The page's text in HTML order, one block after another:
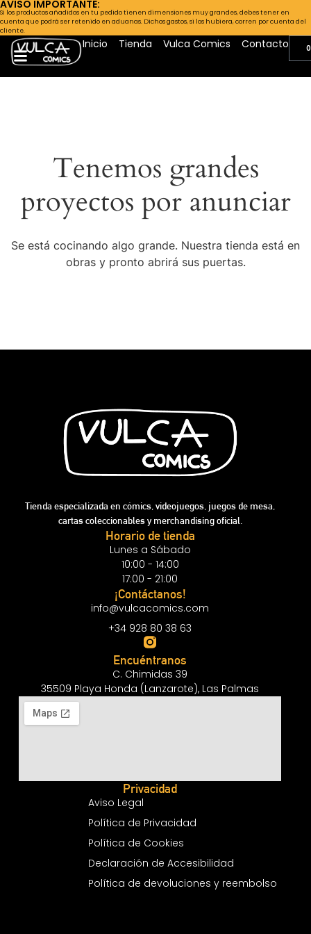
AVISO IMPORTANTE:
Si los productos añadidos en tu pedido tienen dimensiones muy grandes, debes tener en
cuenta que podrá ser retenido en aduanas. Dichos gastos, si los hubiera, corren por cuenta del
cliente.
Inicio Tienda Vulca Comics Contacto
Tenemos grandes
proyectos por anunciar
Se está cocinando algo grande. Nuestra tienda está en
obras y pronto abrirá sus puertas.
Tienda especializada en cómics, videojuegos, juegos de mesa,
cartas coleccionables y merchandising oficial.
Horario de tienda
Lunes a Sábado
10:00 - 14:00
17:00 - 21:00
¡Contáctanos!
info@vulcacomics.com
+34 928 80 38 63
Encuéntranos
C. Chimidas 39
35509 Playa Honda (Lanzarote), Las Palmas
Privacidad
Aviso Legal
Política de Privacidad
Política de Cookies
Declaración de Accesibilidad
Política de devoluciones y reembolso